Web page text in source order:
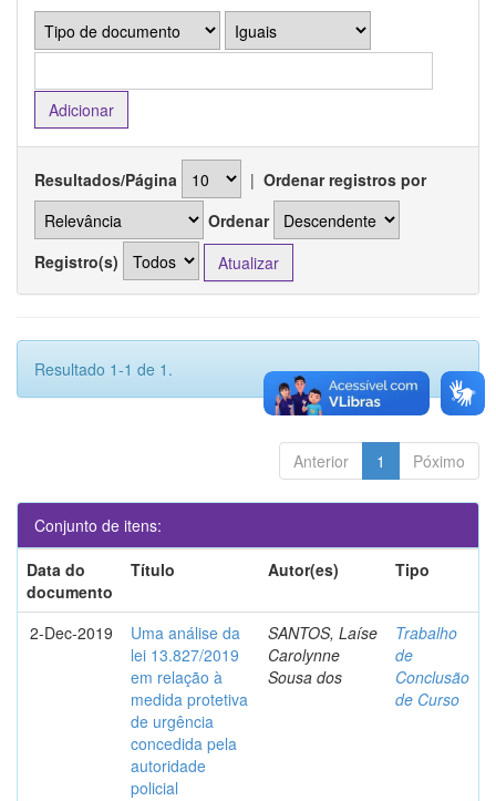
Resultados/Página | Ordenar registros por
Ordenar
Registro(s)
Resultado 1-1 de 1.
Anterior 1 Póximo
Conjunto de itens:
Data do
documento
Título Autor(es) Tipo
2-Dec-2019
Uma análise da
lei 13.827/2019
em relação à
medida protetiva
de urgência
concedida pela
autoridade
policial
SANTOS, Laíse
Carolynne
Sousa dos
Trabalho
de
Conclusão
de Curso